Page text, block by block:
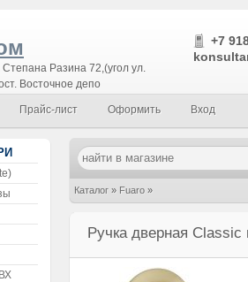
Разина 72,(угол ул.
Восточное депо
+7
Прайс-лист Оформить Вход
Каталог » Fuaro »
Ручка дверная Classic